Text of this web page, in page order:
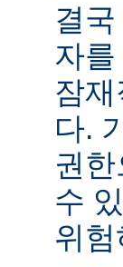
결
자
잠
다.
권
수
위